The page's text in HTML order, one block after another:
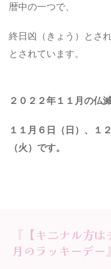
暦中の一つで、
終日凶（きょう）とさ
とされています。
２０２２年１１月の仏滅
１１月６日（日）、１
（火） です。
『【キニナル方
月のラッキーデー